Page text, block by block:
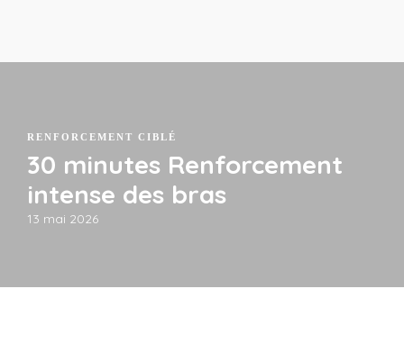
RENFORCEMENT CIBLÉ
30 minutes Renforcement
intense des bras
13 mai 2026